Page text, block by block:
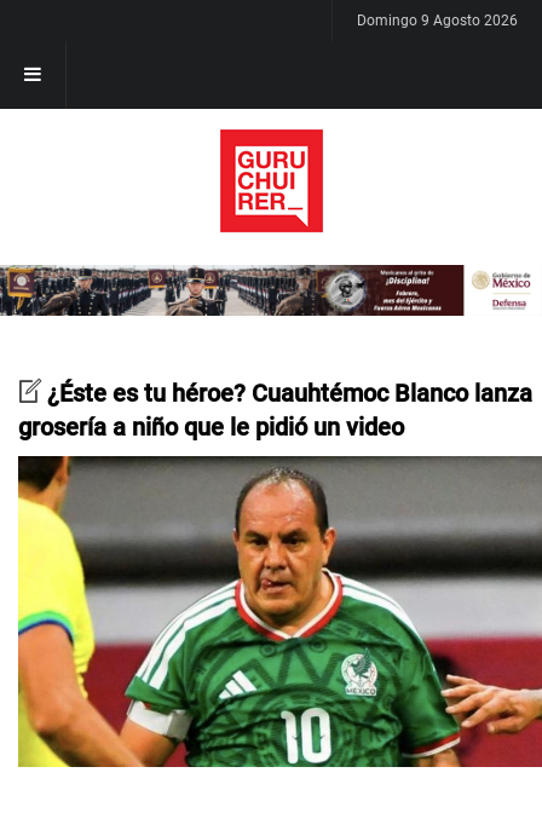
Domingo 9 Agosto 2026
¿Éste es tu héroe? Cuauhtémoc Blanco lanza
grosería a niño que le pidió un video